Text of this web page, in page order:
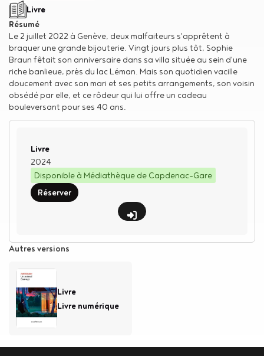
Type de support matériel
Livre
Résumé
Le 2 juillet 2022 à Genève, deux malfaiteurs s'apprêtent à
braquer une grande bijouterie. Vingt jours plus tôt, Sophie
Braun fêtait son anniversaire dans sa villa située au sein d'une
riche banlieue, près du lac Léman. Mais son quotidien vacille
doucement avec son mari et ses petits arrangements, son voisin
obsédé par elle, et ce rôdeur qui lui offre un cadeau
bouleversant pour ses 40 ans.
Type de support matériel
Livre
2024
Disponible à Médiathèque de Capdenac-Gare
Réserver
Autres versions
Livre
Livre numérique